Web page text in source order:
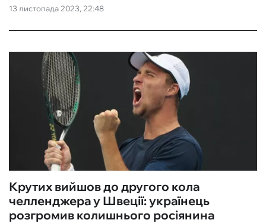
13 листопада 2023, 22:48
Крутих вийшов до другого кола
челленджера у Швеції: українець
розгромив колишнього росіянина